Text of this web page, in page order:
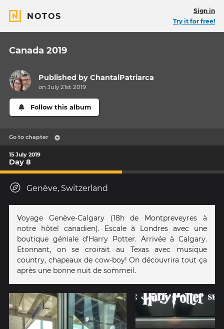
NOTOS
Sign in
Try it for free!
Canada 2019
Published byChantalPatriarca
on July 21st 2019
Follow this album
Go to chapter
15 July 2019
Day 8
Genève, Switzerland
Voyage Genève-Calgary (18h de Montpreveyres à
notre hôtel canadien). Escale à Londres avec une
boutique géniale d'Harry Potter. Arrivée à Calgary.
Etonnant, on se croirait au Texas avec musique
country, chapeaux de cow-boy! On découvrira tout ça
après une bonne nuit de sommeil.